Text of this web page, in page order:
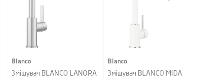
Blanco
Змішувач BLANCO LANORA
Blanco
Змішувач BLANCO MIDA